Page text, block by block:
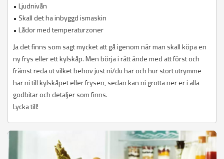
• Ljudnivån
• Skall det ha inbyggd ismaskin
• Lådor med temperaturzoner
Ja det finns som sagt mycket att gå igenom när man skall köpa en
ny frys eller ett kylskåp. Men börja i rätt ände med att först och
främst reda ut vilket behov just ni/du har och hur stort utrymme
har ni till kylskåpet eller frysen, sedan kan ni grotta ner er i alla
godbitar och detaljer som finns.
Lycka till!